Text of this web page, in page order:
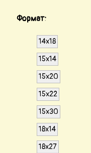
Формат:
14х18
15х14
15х20
15х22
15х30
18х14
18х27